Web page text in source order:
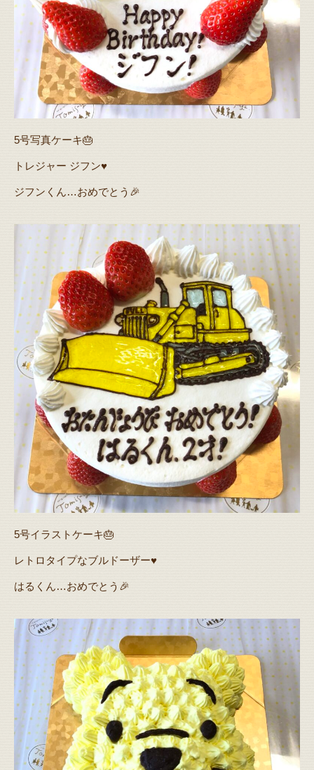
5号写真ケーキ🎂
トレジャー ジフン♥️
ジフンくん…おめでとう🎉
5号イラストケーキ🎂
レトロタイプなブルドーザー♥️
はるくん…おめでとう🎉